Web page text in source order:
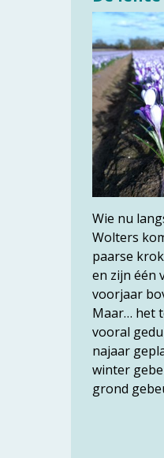
Wie nu
Wolters
paarse
en zijn één
voorjaar
Maar… het
vooral
najaar
winter
grond